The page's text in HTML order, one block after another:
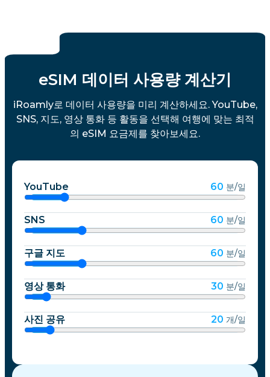
eSIM 데이터 사용량 계산기
iRoamly로 데이터 사용량을 미리 계산하세요. YouTube,
SNS, 지도, 영상 통화 등 활동을 선택해 여행에 맞는 최적
의 eSIM 요금제를 찾아보세요.
YouTube 60 분/일
SNS 60 분/일
구글 지도 60 분/일
영상 통화 30 분/일
사진 공유 20 개/일